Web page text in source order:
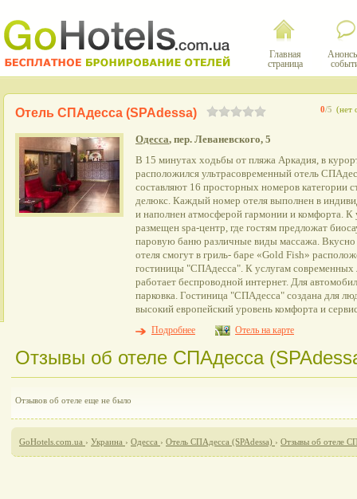
Главная
страница
0/5 (нет
Отель СПАдесса (SPAdessa)
Одесса, пер. Леваневского, 5
В 15 минутах ходьбы от пляжа Аркадия, в
расположился ультрасовременный отель
составляют 16 просторных номеров категории
делюкс. Каждый номер отеля выполнен в
и наполнен атмосферой гармонии и комфорта. К
размещен spa-центр, где гостям предложат
паровую баню различные виды массажа. Вкусно
отеля смогут в гриль- баре «Gold Fish»
гостиницы "СПАдесса". К услугам современных
работает беспроводной интернет. Для
парковка. Гостиница "СПАдесса" создана для
высокий европейский уровень комфорта и
Подробнее
Отель на карте
Отзывы об отеле СПАдесса
Отзывов об отеле еще не было
GoHotels.com.ua › Украина › Одесса › Отель СПАдесса (SPAdessa) › Отзывы об отеле